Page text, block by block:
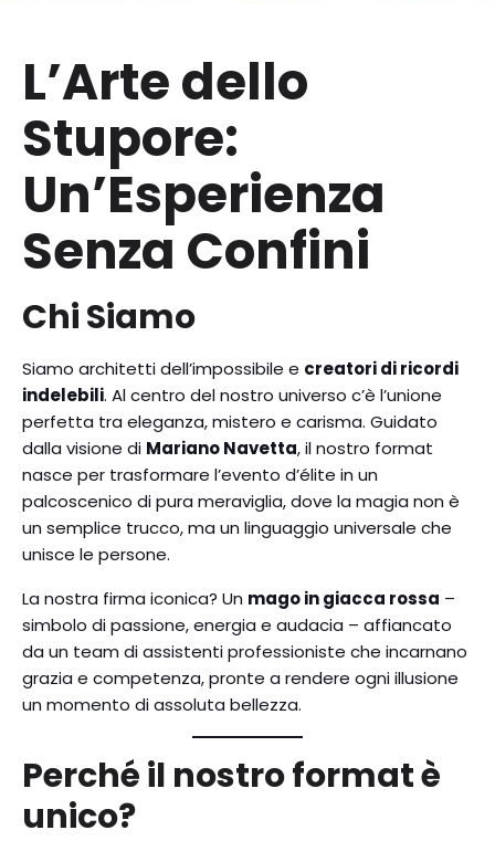
L’Arte dello
Stupore:
Un’Esperienza
Senza Confini
Chi Siamo
Siamo architetti dell’impossibile e creatori di ricordi
indelebili. Al centro del nostro universo c’è l’unione
perfetta tra eleganza, mistero e carisma. Guidato
dalla visione di Mariano Navetta, il nostro format
nasce per trasformare l’evento d’élite in un
palcoscenico di pura meraviglia, dove la magia non è
un semplice trucco, ma un linguaggio universale che
unisce le persone.
La nostra firma iconica? Un mago in giacca rossa –
simbolo di passione, energia e audacia – affiancato
da un team di assistenti professioniste che incarnano
grazia e competenza, pronte a rendere ogni illusione
un momento di assoluta bellezza.
Perché il nostro format è
unico?